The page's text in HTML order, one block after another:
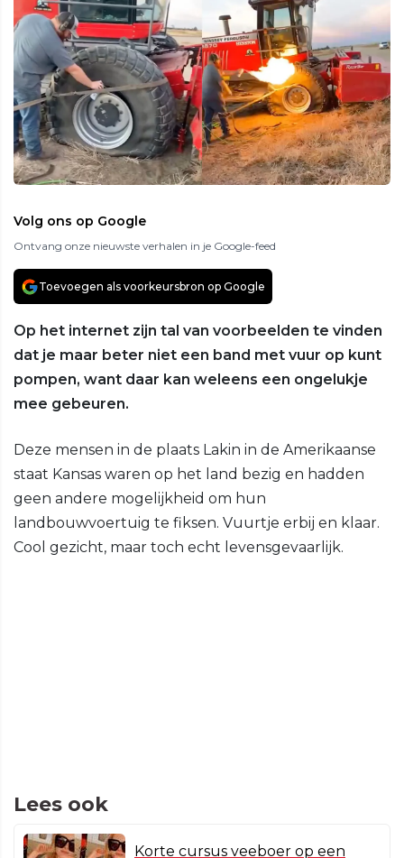
Volg ons op Google
Ontvang onze nieuwste verhalen in je Google-feed
Toevoegen als voorkeursbron op Google
Op het internet zijn tal van voorbeelden te vinden
dat je maar beter niet een band met vuur op kunt
pompen, want daar kan weleens een ongelukje
mee gebeuren.
Deze mensen in de plaats Lakin in de Amerikaanse
staat Kansas waren op het land bezig en hadden
geen andere mogelijkheid om hun
landbouwvoertuig te fiksen. Vuurtje erbij en klaar.
Cool gezicht, maar toch echt levensgevaarlijk.
Lees ook
Korte cursus veeboer op een